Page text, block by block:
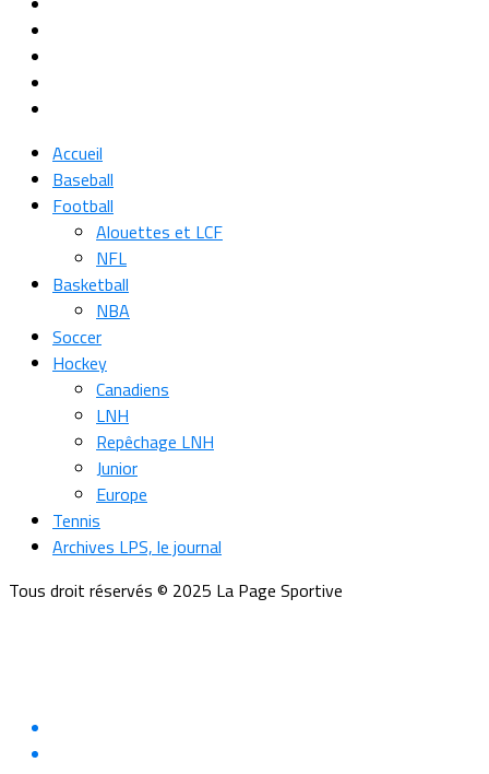
Accueil
Baseball
Football
Alouettes et LCF
NFL
Basketball
NBA
Soccer
Hockey
Canadiens
LNH
Repêchage LNH
Junior
Europe
Tennis
Archives LPS, le journal
Tous droit réservés © 2025 La Page Sportive